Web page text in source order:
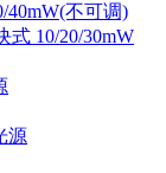
40mW(不可调)
式 10/20/30mW
源